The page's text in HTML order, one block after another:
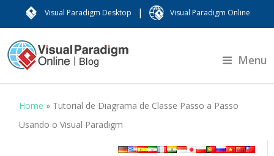
Visual Paradigm Desktop | Visual Paradigm Online
Menu
Home » Tutorial de Diagrama de Classe Passo a Passo
Usando o Visual Paradigm